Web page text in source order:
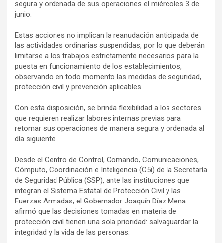
segura y ordenada de sus operaciones el miércoles 3 de
junio.
Estas acciones no implican la reanudación anticipada de
las actividades ordinarias suspendidas, por lo que deberán
limitarse a los trabajos estrictamente necesarios para la
puesta en funcionamiento de los establecimientos,
observando en todo momento las medidas de seguridad,
protección civil y prevención aplicables.
Con esta disposición, se brinda flexibilidad a los sectores
que requieren realizar labores internas previas para
retomar sus operaciones de manera segura y ordenada al
día siguiente.
Desde el Centro de Control, Comando, Comunicaciones,
Cómputo, Coordinación e Inteligencia (C5i) de la Secretaría
de Seguridad Pública (SSP), ante las instituciones que
integran el Sistema Estatal de Protección Civil y las
Fuerzas Armadas, el Gobernador Joaquín Díaz Mena
afirmó que las decisiones tomadas en materia de
protección civil tienen una sola prioridad: salvaguardar la
integridad y la vida de las personas.